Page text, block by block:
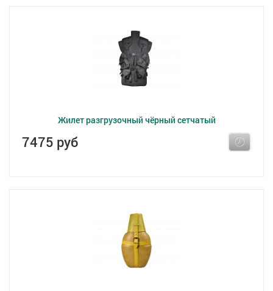
Жилет разгрузочный чёрный сетчатый
7475 руб